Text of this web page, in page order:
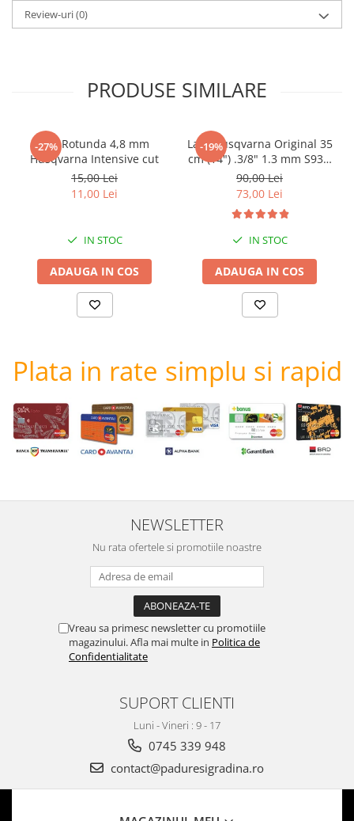
Review-uri(0)
PRODUSE SIMILARE
-27%
Pila Rotunda 4,8 mm
Husqvarna Intensive cut
15,00 Lei
11,00 Lei
IN STOC
ADAUGA IN COS
-19%
Lant Husqvarna Original 35
cm (14") .3/8" 1.3 mm S93G
- 52 DL pentru Husqvarna
Original 236 , 120 Mark II
90,00 Lei
73,00 Lei
IN STOC
ADAUGA IN COS
Plata in rate simplu si rapid
NEWSLETTER
Nu rata ofertele si promotiile noastre
Vreau sa primesc newsletter cu promotiile
magazinului. Afla mai multe in Politica de
Confidentialitate
SUPORT CLIENTI
Luni - Vineri : 9 - 17
0745 339 948
contact@paduresigradina.ro